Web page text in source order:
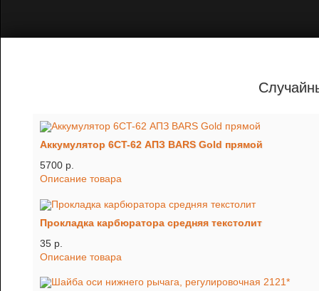
Аккумулятор 6CT-62 АПЗ BARS Gold прямой
5700 p.
Описание товара
Прокладка карбюратора средняя текстолит
35 p.
Описание товара